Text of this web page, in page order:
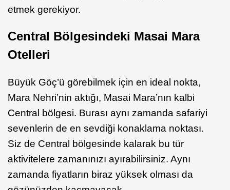
etmek gerekiyor.
Central Bölgesindeki Masai Mara
Otelleri
Büyük Göç’ü görebilmek için en ideal nokta,
Mara Nehri’nin aktığı, Masai Mara’nın kalbi
Central bölgesi. Burası aynı zamanda safariyi
sevenlerin de en sevdiği konaklama noktası.
Siz de Central bölgesinde kalarak bu tür
aktivitelere zamanınızı ayırabilirsiniz. Aynı
zamanda fiyatların biraz yüksek olması da